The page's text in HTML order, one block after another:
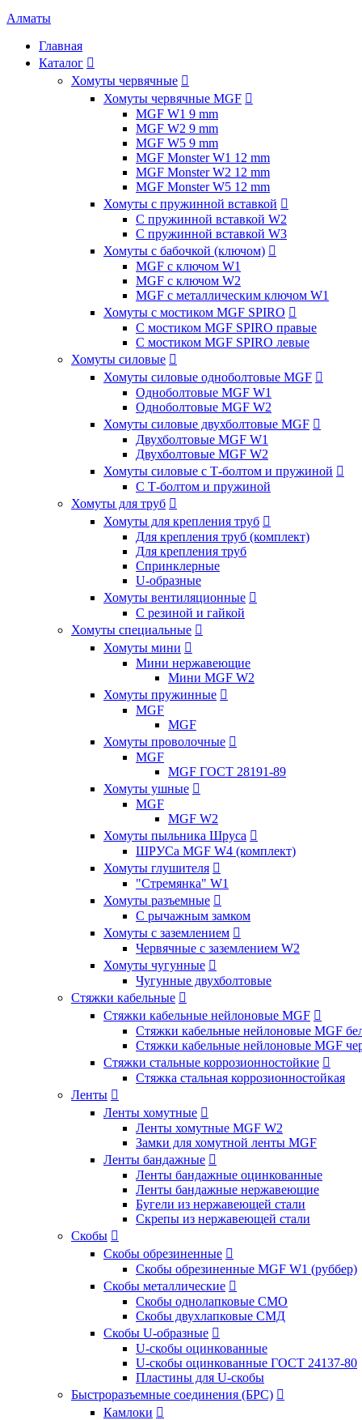
Алматы
Главная
Каталог 
Хомуты червячные 
Хомуты червячные MGF 
MGF W1 9 mm
MGF W2 9 mm
MGF W5 9 mm
MGF Monster W1 12 mm
MGF Monster W2 12 mm
MGF Monster W5 12 mm
Хомуты с пружинной вставкой 
С пружинной вставкой W2
С пружинной вставкой W3
Хомуты с бабочкой (ключом) 
MGF с ключом W1
MGF с ключом W2
MGF с металлическим ключом W1
Хомуты с мостиком MGF SPIRO 
С мостиком MGF SPIRO правые
С мостиком MGF SPIRO левые
Хомуты силовые 
Хомуты силовые одноболтовые MGF 
Одноболтовые MGF W1
Одноболтовые MGF W2
Хомуты силовые двухболтовые MGF 
Двухболтовые MGF W1
Двухболтовые MGF W2
Хомуты силовые с Т-болтом и пружиной 
С Т-болтом и пружиной
Хомуты для труб 
Хомуты для крепления труб 
Для крепления труб (комплект)
Для крепления труб
Спринклерные
U-образные
Хомуты вентиляционные 
С резиной и гайкой
Хомуты специальные 
Хомуты мини 
Мини нержавеющие
Мини MGF W2
Хомуты пружинные 
MGF
MGF
Хомуты проволочные 
MGF
MGF ГОСТ 28191-89
Хомуты ушные 
MGF
MGF W2
Хомуты пыльника Шруса 
ШРУСа MGF W4 (комплект)
Хомуты глушителя 
"Стремянка" W1
Хомуты разъемные 
С рычажным замком
Хомуты с заземлением 
Червячные с заземлением W2
Хомуты чугунные 
Чугунные двухболтовые
Стяжки кабельные 
Стяжки кабельные нейлоновые MGF 
Стяжки кабельные нейлоновые MGF
Стяжки кабельные нейлоновые MGF
Стяжки стальные коррозионностойкие 
Стяжка стальная коррозионностойкая
Ленты 
Ленты хомутные 
Ленты хомутные MGF W2
Замки для хомутной ленты MGF
Ленты бандажные 
Ленты бандажные оцинкованные
Ленты бандажные нержавеющие
Бугели из нержавеющей стали
Скрепы из нержавеющей стали
Скобы 
Скобы обрезиненные 
Скобы обрезиненные MGF W1 (руббер)
Скобы металлические 
Скобы однолапковые СМО
Скобы двухлапковые СМД
Скобы U-образные 
U-скобы оцинкованные
U-скобы оцинкованные ГОСТ 24137-80
Пластины для U-скобы
Быстроразъемные соединения (БРС) 
Камлоки 